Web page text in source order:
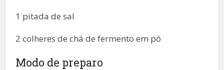
1 pitada de sal
2 colheres de chá de fermento em pó
Modo de preparo